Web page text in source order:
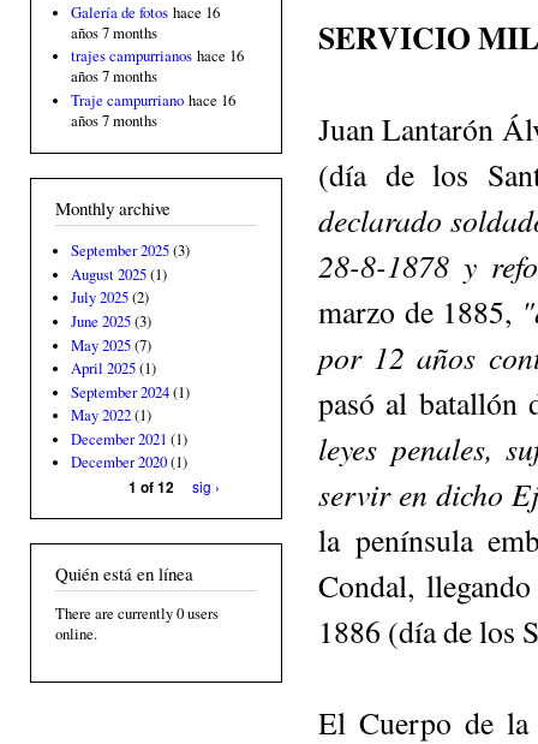
Galería de fotos hace 16
años 7 months
trajes campurrianos hace 16
años 7 months
Traje campurriano hace 16
años 7 months
Monthly archive
September 2025(3)
August 2025(1)
July 2025(2)
June 2025(3)
May 2025(7)
April 2025(1)
September 2024(1)
May 2022(1)
December 2021 (1)
December 2020(1)
1 of 12
sig ›
Quién está en línea
There are currently 0 users
online.
SERVICIO
Juan Lantarón
(día de los
declarado
28-8-1878 y
marzo de 1885,
por 12 años
pasó al batallón
leyes penales,
servir en dicho
la península
Condal,
1886 (día de los
El Cuerpo de la